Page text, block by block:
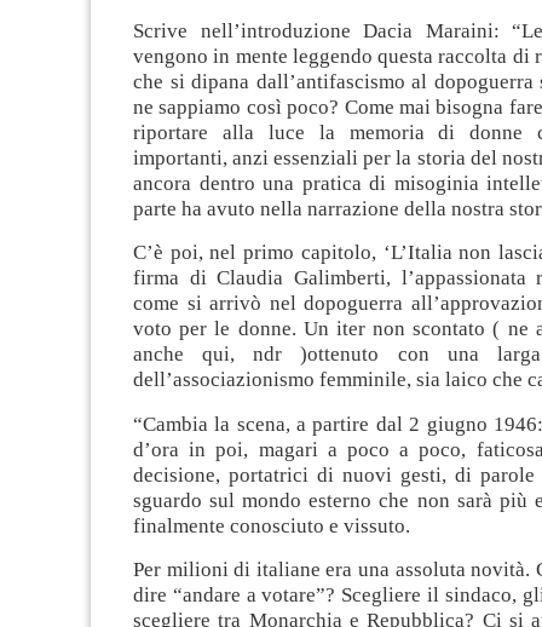
Scrive nell’introduzione Dacia Maraini:
vengono in mente leggendo questa raccolta
che si dipana dall’antifascismo al dopoguerra
ne sappiamo così poco? Come mai bisogna
riportare alla luce la memoria di donne
importanti, anzi essenziali per la storia del
ancora dentro una pratica di misoginia
parte ha avuto nella narrazione della nostra
C’è poi, nel primo capitolo, ‘L’Italia non
firma di Claudia Galimberti, l’appassionata
come si arrivò nel dopoguerra
voto per le donne. Un iter non scontato ( ne
anche qui, ndr )ottenuto con una larga
dell’associazionismo femminile, sia laico che
“Cambia la scena, a partire dal 2 giugno
d’ora in poi, magari a poco a poco,
decisione, portatrici di nuovi gesti, di parole
sguardo sul mondo esterno che non sarà più
finalmente conosciuto e vissuto.
Per milioni di italiane era una assoluta novità.
dire “andare a votare”? Scegliere il sindaco,
scegliere tra Monarchia e Repubblica? Ci si